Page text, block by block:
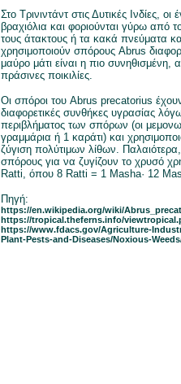
Στο Τρινιντάντ στις Δυτικές Ινδίες,
βραχιόλια και φοριούνται γύρω από
τους άτακτους ή τα κακά πνεύματα
χρησιμοποιούν σπόρους Abrus
μαύρο μάτι είναι η πιο
πράσινες ποικιλίες.
Οι σπόροι του Abrus precatorius
διαφορετικές συνθήκες υγρασίας
περιβλήματος των σπόρων (οι
γραμμάρια ή 1 καράτι) και
ζύγιση πολύτιμων λίθων.
σπόρους για να ζυγίζουν το χρυσό
Ratti, όπου 8 Ratti = 1 Masha· 12
Πηγή:
https://en.wikipedia.org/wiki/
https://tropical.theferns.info/
https://www.fdacs.gov/Agriculture-
Plant-Pests-and-Diseases/Noxious-